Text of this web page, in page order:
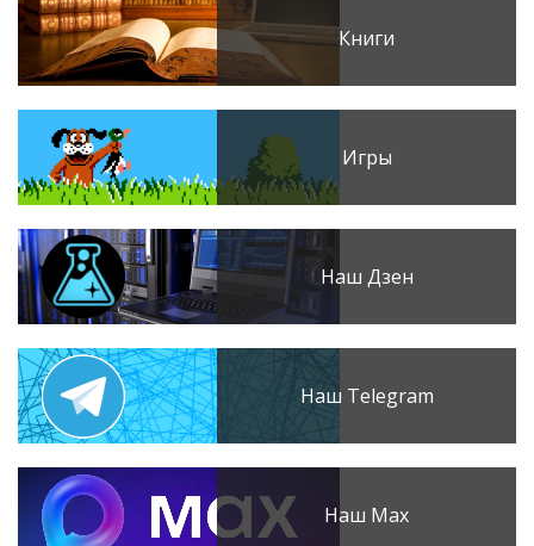
Книги
Игры
Наш Дзен
Наш Telegram
Наш Max